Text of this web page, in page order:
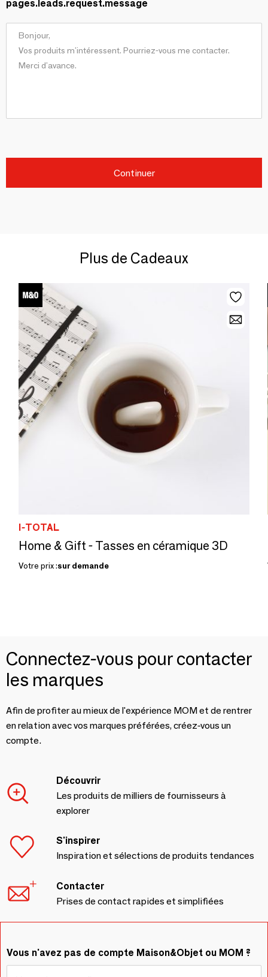
pages.leads.request.message
Continuer
Plus de Cadeaux
I-TOTAL
Home & Gift - Tasses en céramique 3D
Votre prix :sur demande
Connectez-vous pour contacter
les marques
Afin de profiter au mieux de l'expérience MOM et de rentrer
en relation avec vos marques préférées, créez-vous un
compte.
Découvrir
Les produits de milliers de fournisseurs à
explorer
S'inspirer
Inspiration et sélections de produits tendances
Contacter
Prises de contact rapides et simplifiées
Vous n'avez pas de compte Maison&Objet ou MOM ?